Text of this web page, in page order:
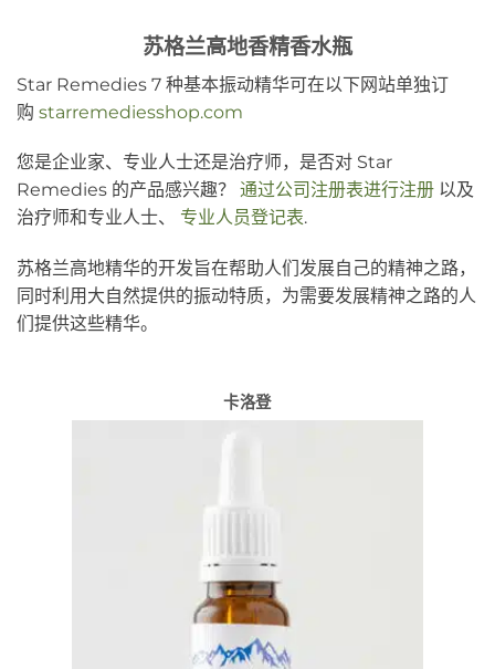
苏格兰高地香精香水瓶
Star Remedies 7 种基本振动精华可在以下网站单独订
购 starremediesshop.com
您是企业家、专业人士还是治疗师，是否对 Star
Remedies 的产品感兴趣？ 通过公司注册表进行注册 以及
治疗师和专业人士、 专业人员登记表.
苏格兰高地精华的开发旨在帮助人们发展自己的精神之路，
同时利用大自然提供的振动特质，为需要发展精神之路的人
们提供这些精华。
卡洛登